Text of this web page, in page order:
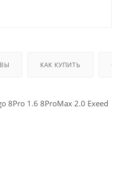
КАК КУПИТЬ
8Pro 1.6 8ProMax 2.0 Exeed